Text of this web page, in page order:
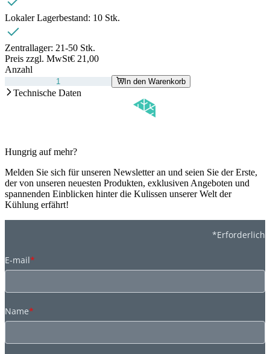
Lokaler Lagerbestand: 10 Stk.
Zentrallager: 21-50 Stk.
Preis zzgl. MwSt€ 21,00
Anzahl
In den Warenkorb
Technische Daten
Hungrig auf mehr?
Melden Sie sich für unseren Newsletter an und seien Sie der Erste,
der von unseren neuesten Produkten, exklusiven Angeboten und
spannenden Einblicken hinter die Kulissen unserer Welt der
Kühlung erfährt!
*Erforderlich
E-mail*
Name*